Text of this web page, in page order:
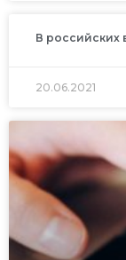
В российских
20.06.2021